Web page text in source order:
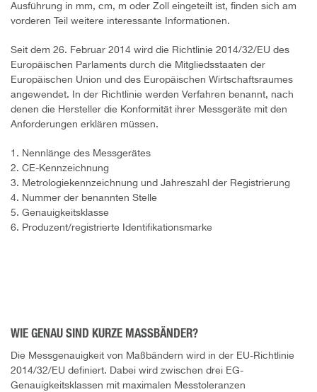
Ausführung in mm, cm, m oder Zoll eingeteilt ist, finden sich am
vorderen Teil weitere interessante Informationen.
Seit dem 26. Februar 2014 wird die Richtlinie 2014/32/EU des
Europäischen Parlaments durch die Mitgliedsstaaten der
Europäischen Union und des Europäischen Wirtschaftsraumes
angewendet. In der Richtlinie werden Verfahren benannt, nach
denen die Hersteller die Konformität ihrer Messgeräte mit den
Anforderungen erklären müssen.
1. Nennlänge des Messgerätes
2. CE-Kennzeichnung
3. Metrologiekennzeichnung und Jahreszahl der Registrierung
4. Nummer der benannten Stelle
5. Genauigkeitsklasse
6. Produzent/registrierte Identifikationsmarke
WIE GENAU SIND KURZE MASSBÄNDER?
Die Messgenauigkeit von Maßbändern wird in der EU-Richtlinie
2014/32/EU definiert. Dabei wird zwischen drei EG-
Genauigkeitsklassen mit maximalen Messtoleranzen